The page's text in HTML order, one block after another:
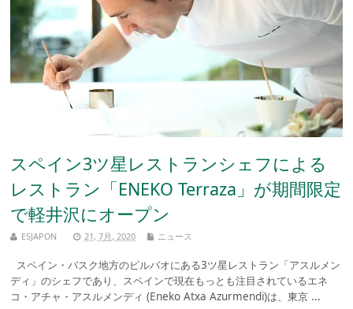
スペイン3ツ星レストランシェフによる
レストラン「ENEKO Terraza」が期間限定
で軽井沢にオープン
ESJAPON 21, 7月, 2020 ニュース
スペイン・バスク地方のビルバオにある3ツ星レストラン「アスルメン
ディ」のシェフであり、スペインで現在もっとも注目されているエネ
コ・アチャ・アスルメンディ (Eneko Atxa Azurmendi)は、東京 ...